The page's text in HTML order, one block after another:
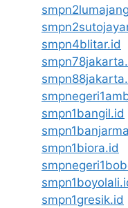
smpn4blitar.id
smpn1bangil.id
smpn1biora.id
smpn1gresik.id